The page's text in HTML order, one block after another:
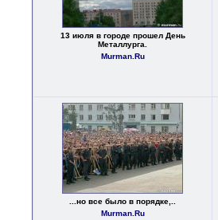
13 июля в городе прошел День
Металлурга.
Murman.Ru
...но все было в порядке,..
Murman.Ru